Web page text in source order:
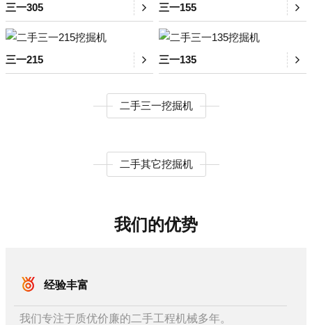
三一305 三一155
三一215 三一135
二手三一挖掘机
二手其它挖掘机
我们的优势
经验丰富
我们专注于质优价廉的二手工程机械多年。